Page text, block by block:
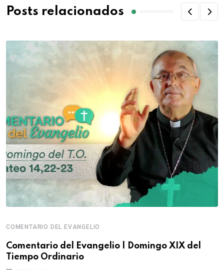
Posts relacionados
COMENTARIO DEL EVANGELIO
Comentario del Evangelio | Domingo XIX del
Tiempo Ordinario